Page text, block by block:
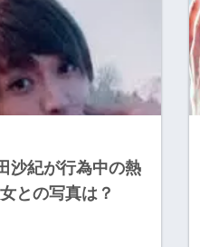
沙紀が行為中の熱
との写真は？